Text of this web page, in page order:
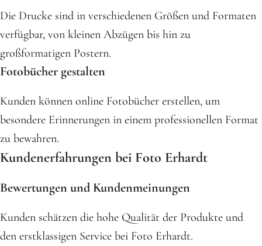
Die Drucke sind in verschiedenen Größen und Formaten
verfügbar, von kleinen Abzügen bis hin zu
großformatigen Postern.
Fotobücher gestalten
Kunden können online Fotobücher erstellen, um
besondere Erinnerungen in einem professionellen Format
zu bewahren.
Kundenerfahrungen bei Foto Erhardt
Bewertungen und Kundenmeinungen
Kunden schätzen die hohe Qualität der Produkte und
den erstklassigen Service bei Foto Erhardt.